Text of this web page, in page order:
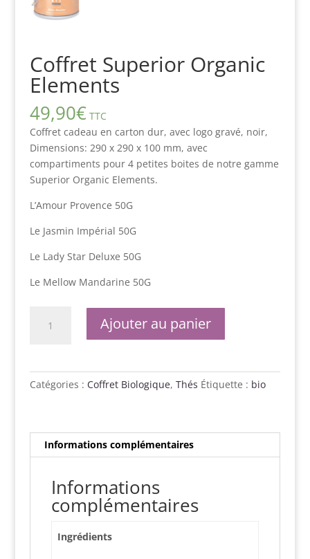
Coffret Superior Organic
Elements
49,90€ TTC
Coffret cadeau en carton dur, avec logo gravé, noir,
Dimensions: 290 x 290 x 100 mm, avec
compartiments pour 4 petites boites de notre gamme
Superior Organic Elements.
L’Amour Provence 50G
Le Jasmin Impérial 50G
Le Lady Star Deluxe 50G
Le Mellow Mandarine 50G
Elements
Ajouter au panier
Catégories : Coffret Biologique, Thés Étiquette : bio
Informations complémentaires
Informations
complémentaires
Ingrédients